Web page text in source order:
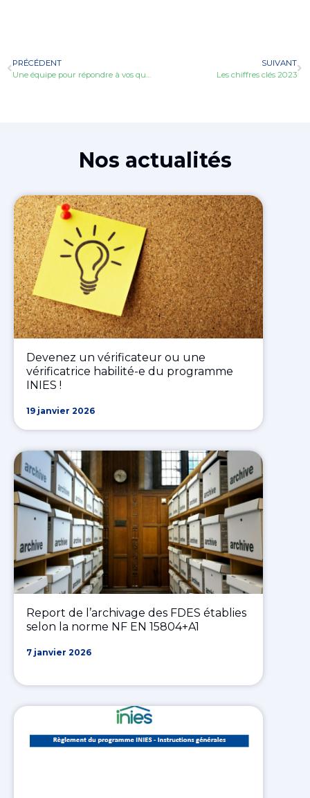
PRÉCÉDENT
SUIVANT
Les chiffres clés 2023
Nos actualités
Devenez un vérificateur ou une
vérificatrice habilité-e du programme
INIES !
19 janvier 2026
Report de l’archivage des FDES établies
selon la norme NF EN 15804+A1
7 janvier 2026